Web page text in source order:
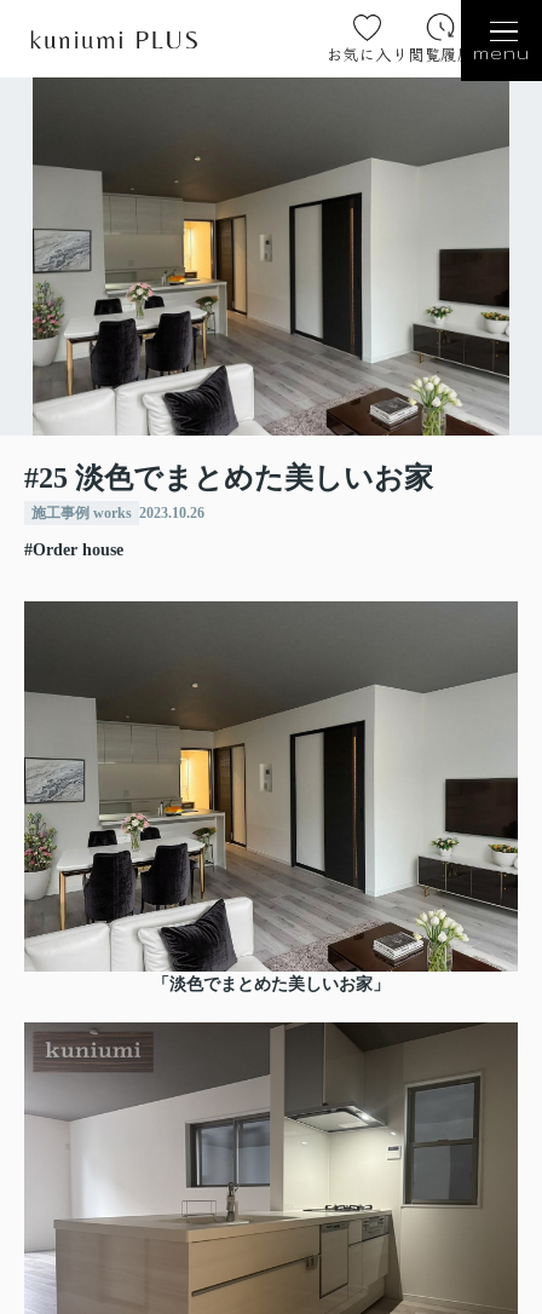
お気に入り 閲覧履歴 menu
#25 淡色でまとめた美しいお家
施工事例 works 2023.10.26
#Order house
「淡色でまとめた美しいお家」